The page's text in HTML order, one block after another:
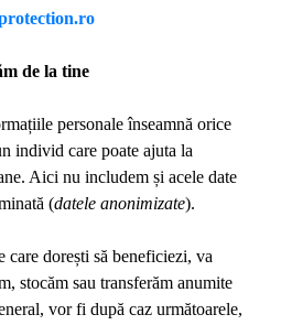
de la tine
personale înseamnă orice
individ care poate ajuta la
Aici nu includem și acele date
(datele anonimizate).
care dorești să beneficiezi, va
stocăm sau transferăm anumite
vor fi după caz următoarele,